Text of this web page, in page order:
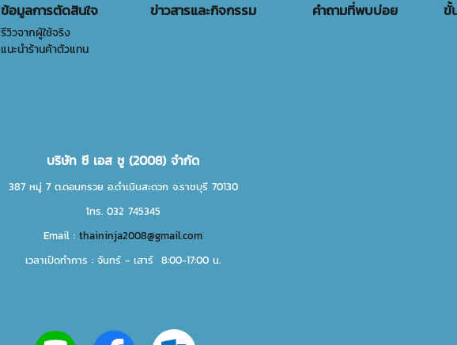
ข้อมูลการตัดสินใจ
รีวิวจากผู้ใช้จริง
แนะนำร้านค้าตัวแทน
ข่าวสารและกิจกรรม คำถามที่พบบ่อย ขั้
บริษัท ซี เอส ชู (2008) จำกัด
387 หมู่ 7 ต.ดอนกรวย อ.ดำเนินสะดวก จ.ราชบุรี 70130
โทร. 032 745345
Email : thaininja2008@gmail.com
เวลาเปิดทำการ : จันทร์ - เสาร์ 8:00-17:00 น.